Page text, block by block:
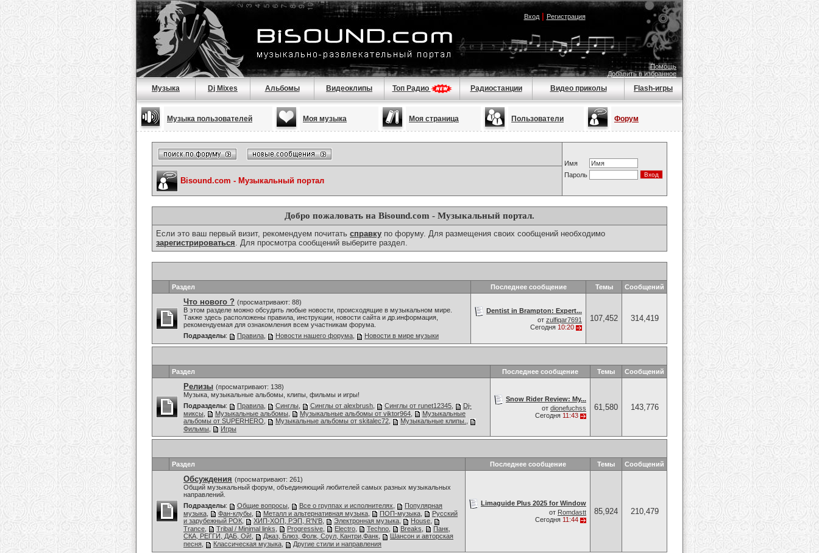
Вход| Регистрация
Помощь
Добавить в избранное
Музыка Dj Mixes Альбомы Видеоклипы Топ Радио Радиостанции Видео приколы Flash-игры
Музыка пользователей Моя музыка Моя страница Пользователи Форум
Имя
Пароль
Bisound.com - Музыкальный портал
Добро пожаловать на Bisound.com - Музыкальный портал.
Если это ваш первый визит, рекомендуем почитать справку по форуму. Для размещения своих сообщений необходимо
зарегистрироваться. Для просмотра сообщений выберите раздел.
Раздел Последнее сообщение Темы Сообщений
Что нового ? (просматривают: 88)
В этом разделе можно обсудить любые новости, происходящие в музыкальном мире.
Также здесь расположены правила, инструкции, новости сайта и др.информация,
рекомендуемая для ознакомления всем участникам форума.
Подразделы: Правила Новости нашего форума Новости в мире музыки
Dentist in Brampton: Expert...
от zulfiqar7691
Сегодня 10:20
107,452 314,419
Раздел Последнее сообщение Темы Сообщений
Релизы (просматривают: 138)
Музыка, музыкальные альбомы, клипы, фильмы и игры!
Подразделы: Правила Синглы Синглы от alexbrush Синглы от runet12345
Dj-
миксы
Музыкальные альбомы Музыкальные альбомы от viktor964
Музыкальные
альбомы от SUPERHERO
Музыкальные альбомы от skitalec72 Музыкальные клипы.
Фильмы
Игры
Snow Rider Review: My...
от dionefuchss
Сегодня 11:43
61,580 143,776
Раздел Последнее сообщение Темы Сообщений
Обсуждения (просматривают: 261)
Общий музыкальный форум, объединяющий любителей самых разных музыкальных
направлений.
Подразделы: Общие вопросы Все о группах и исполнителях
Популярная
музыка
Фан-клубы Металл и альтернативная музыка ПОП-музыка
Русский
и зарубежный РОК
ХИП-ХОП, РЭП, R'N'B Электронная музыка House
Trance
Tribal / Minimal links Progressive Electro Techno Breaks
Панк,
СКА, РЕГГИ, ДАБ, Ой!
Джаз, Блюз, Фолк, Соул, Кантри,Фанк
Шансон и авторская
песня
Классическая музыка Другие стили и направления
Limaguide Plus 2025 for Window
от Romdastt
Сегодня 11:44
85,924 210,479